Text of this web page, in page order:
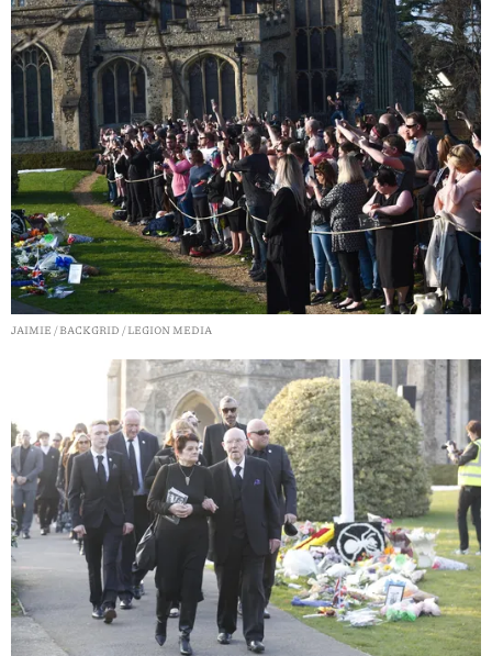
JAIMIE / BACKGRID / LEGION MEDIA